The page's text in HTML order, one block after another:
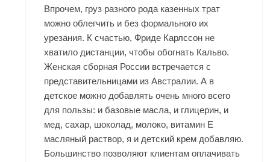
Впрочем, груз разного рода казенных трат
можно облегчить и без формального их
урезания. К счастью, Фриде Карлссон не
хватило дистанции, чтобы обогнать Кальво.
Женская сборная России встречается с
представительницами из Австралии. А в
детское можно добавлять очень много всего
для пользы: и базовые масла, и глицерин, и
мед, сахар, шоколад, молоко, витамин Е
масляный раствор, я и детский крем добавляю.
Большинство позволяют клиентам оплачивать